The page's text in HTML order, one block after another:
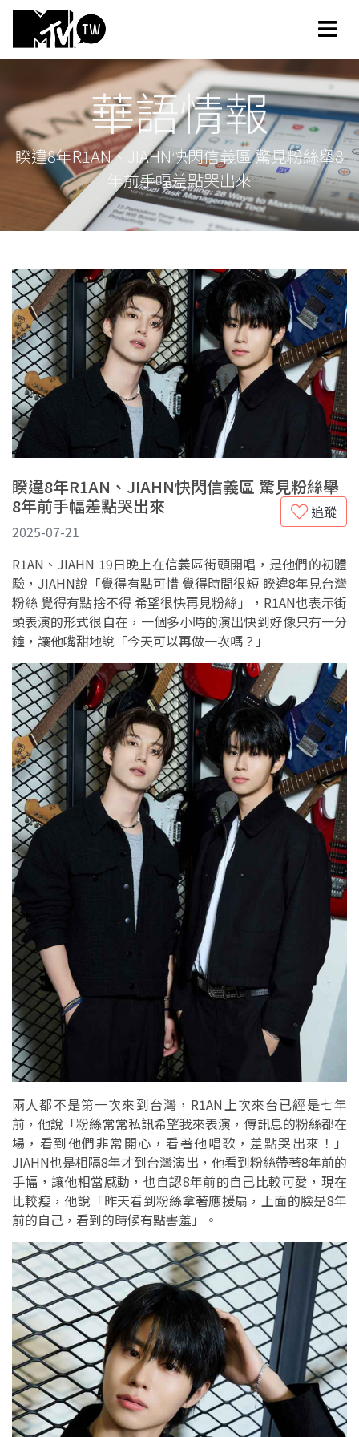
華語情報
睽違8年R1AN、JIAHN快閃信義區 驚見粉絲舉8
年前手幅差點哭出來
睽違8年R1AN、JIAHN快閃信義區 驚見粉絲舉
8年前手幅差點哭出來
追蹤
2025-07-21
R1AN、JIAHN 19日晚上在信義區街頭開唱，是他們的初體
驗，JIAHN說「覺得有點可惜 覺得時間很短 睽違8年見台灣
粉絲 覺得有點捨不得 希望很快再見粉絲」，R1AN也表示街
頭表演的形式很自在，一個多小時的演出快到好像只有一分
鐘，讓他嘴甜地說「今天可以再做一次嗎？」
兩人都不是第一次來到台灣，R1AN上次來台已經是七年
前，他說「粉絲常常私訊希望我來表演，傳訊息的粉絲都在
場，看到他們非常開心，看著他唱歌，差點哭出來！」
JIAHN也是相隔8年才到台灣演出，他看到粉絲帶著8年前的
手幅，讓他相當感動，也自認8年前的自己比較可愛，現在
比較瘦，他說「昨天看到粉絲拿著應援扇，上面的臉是8年
前的自己，看到的時候有點害羞」。